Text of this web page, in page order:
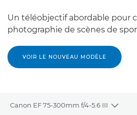
Un téléobjectif abordable pour
photographie de scènes de
VOIR LE NOUVEAU MODÈLE
Canon EF 75-300mm f/4-5.6 III